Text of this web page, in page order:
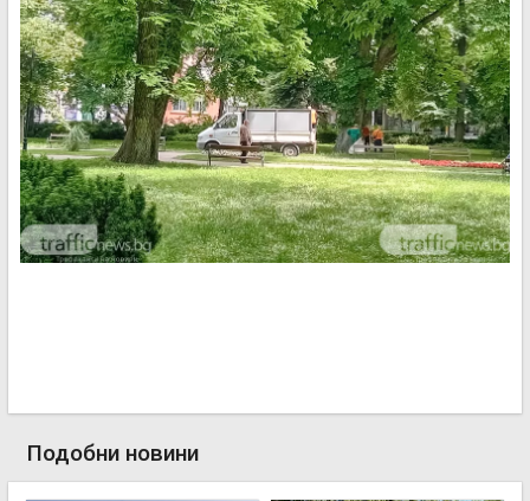
Подобни новини